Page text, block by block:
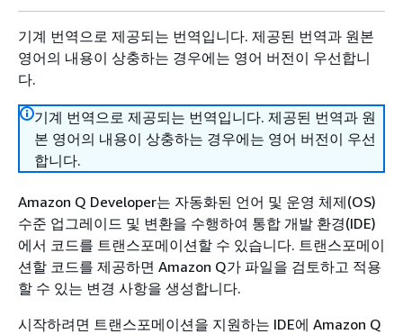
기계 번역으로 제공되는 번역입니다. 제공된 번역과 원본
영어의 내용이 상충하는 경우에는 영어 버전이 우선합니
다.
기계 번역으로 제공되는 번역입니다. 제공된 번역과 원
본 영어의 내용이 상충하는 경우에는 영어 버전이 우선
합니다.
Amazon Q Developer는 자동화된 언어 및 운영 체제(OS)
수준 업그레이드 및 변환을 수행하여 통합 개발 환경(IDE)
에서 코드를 트랜스포메이션할 수 있습니다. 트랜스포메이
션할 코드를 제공하면 Amazon Q가 파일을 검토하고 적용
할 수 있는 변경 사항을 생성합니다.
시작하려면 트랜스포메이션을 지원하는 IDE에 Amazon Q